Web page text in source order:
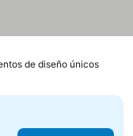
de diseño únicos